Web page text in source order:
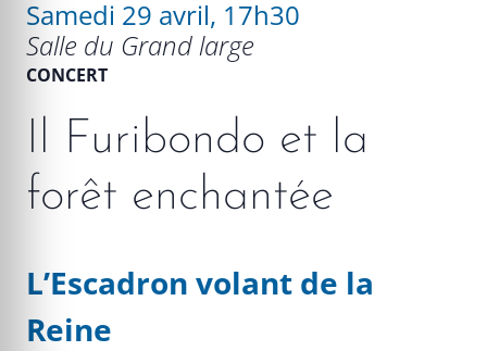
Samedi 29 avril, 17h30
Salle du Grand large
CONCERT
Il Furibondo et la
forêt enchantée
L’Escadron volant de la
Reine